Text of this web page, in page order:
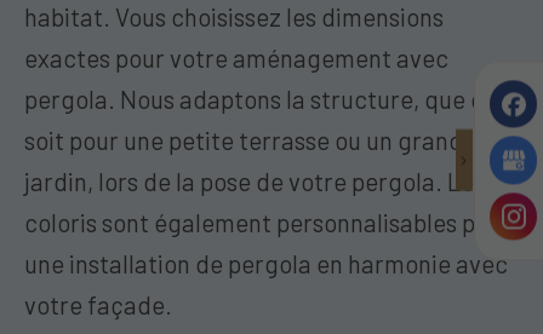
habitat. Vous choisissez les dimensions
exactes pour votre aménagement avec
pergola. Nous adaptons la structure, que ce
soit pour une petite terrasse ou un grand
jardin, lors de la pose de votre pergola. Les
coloris sont également personnalisables pour
une installation de pergola en harmonie avec
votre façade.